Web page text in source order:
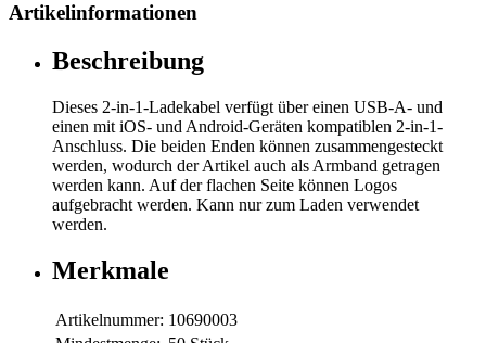
Artikelinformationen
Beschreibung
Dieses 2-in-1-Ladekabel verfügt über einen USB-A- und
einen mit iOS- und Android-Geräten kompatiblen 2-in-1-
Anschluss. Die beiden Enden können zusammengesteckt
werden, wodurch der Artikel auch als Armband getragen
werden kann. Auf der flachen Seite können Logos
aufgebracht werden. Kann nur zum Laden verwendet
werden.
Merkmale
Artikelnummer: 10690003